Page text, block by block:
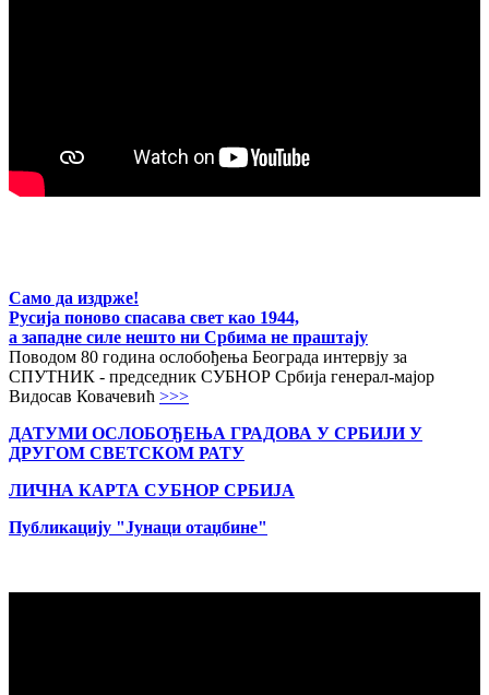
Само да издрже!
Русија поново спасава свет као 1944,
а западне силе нешто ни Србима не праштају
Поводом 80 година ослобођења Београда интервју за
СПУТНИК - председник СУБНОР Србија генерал-мајор
Видосав Ковачевић >>>
ДАТУМИ ОСЛОБОЂЕЊА ГРАДОВА У СРБИЈИ У
ДРУГОМ СВЕТСКОМ РАТУ
ЛИЧНА КАРТА СУБНОР СРБИЈА
Публикацију "Јунаци отаџбине"